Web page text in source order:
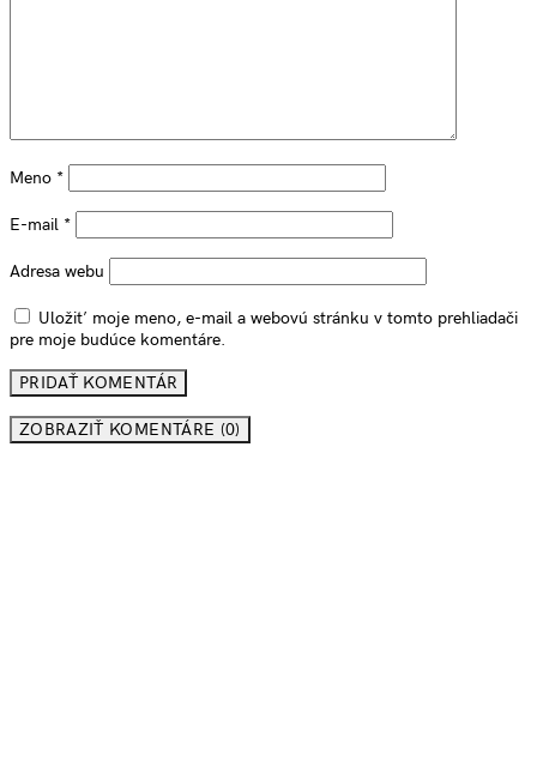
Meno *
E-mail *
Adresa webu
Uložiť moje meno, e-mail a webovú stránku v tomto prehliadači
pre moje budúce komentáre.
ZOBRAZIŤ KOMENTÁRE (0)